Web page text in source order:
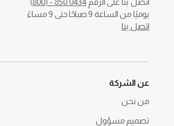
يوميًا من الساعة 9 صباحًا حتى 9 مساءً
اتصل بنا
عن الشركة
من نحن
تصميم مسؤول